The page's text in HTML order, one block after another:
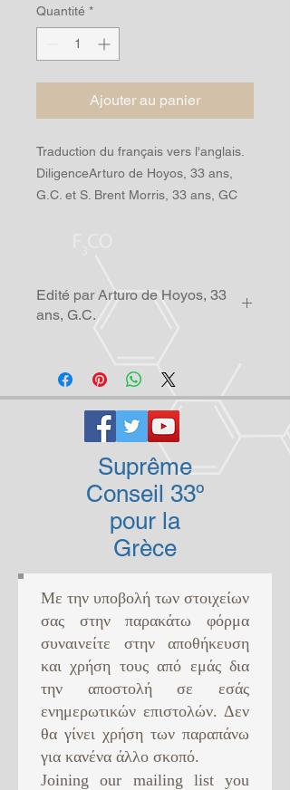
Quantité *
Ajouter au panier
Traduction du français vers l'anglais.
DiligenceArturo de Hoyos, 33 ans,
G.C. et S. Brent Morris, 33 ans, GC
Edité par Arturo de Hoyos, 33
ans, G.C.
Suprême
Conseil 33º
pour la
Grèce
Με την υποβολή των στοιχείων
σας στην παρακάτω φόρμα
συναινείτε στην αποθήκευση
και χρήση τους από εμάς δια
την αποστολή σε εσάς
ενημερωτικών επιστολών. Δεν
θα γίνει χρήση των παραπάνω
για κανένα άλλο σκοπό. ​
Joining our mailing list you